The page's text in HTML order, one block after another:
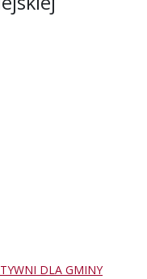
w 2024 r.
DLA GMINY